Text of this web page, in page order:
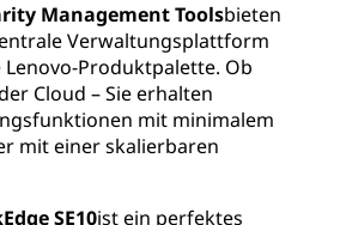
Management Toolsbieten
Verwaltungsplattform
Produktpalette. Ob
Cloud – Sie erhalten
mit minimalem
mit einer skalierbaren
SE10ist ein perfektes